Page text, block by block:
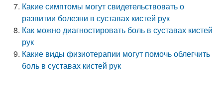
Какие симптомы могут свидетельствовать о
развитии болезни в суставах кистей рук
Как можно диагностировать боль в суставах кистей
рук
Какие виды физиотерапии могут помочь облегчить
боль в суставах кистей рук